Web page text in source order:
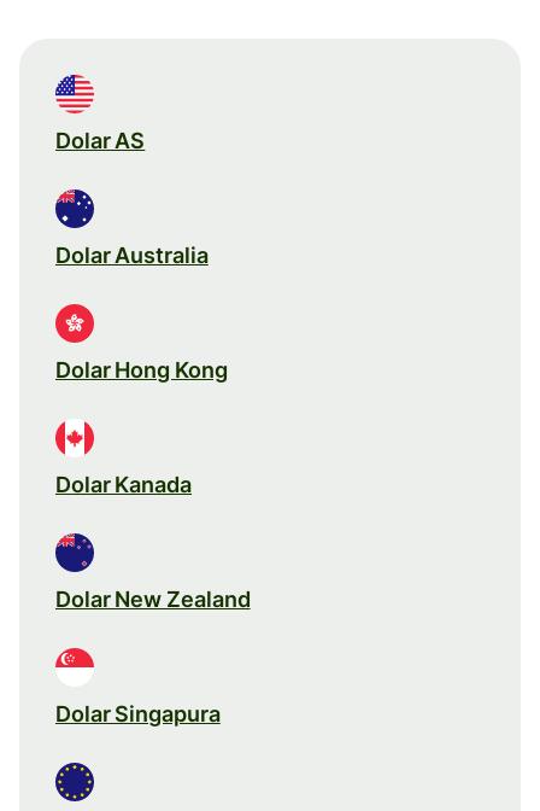
Dolar AS
Dolar Australia
Dolar Hong Kong
Dolar Kanada
Dolar New Zealand
Dolar Singapura